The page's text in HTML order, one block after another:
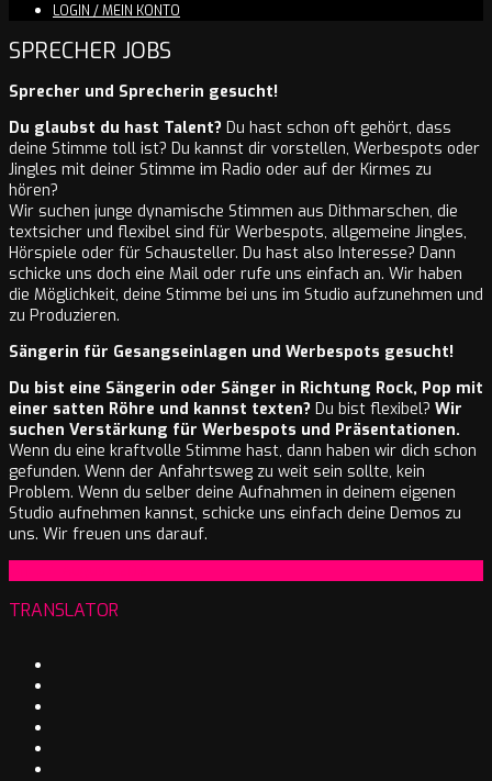
LOGIN / MEIN KONTO
SPRECHER JOBS
Sprecher und Sprecherin gesucht!
Du glaubst du hast Talent? Du hast schon oft gehört, dass
deine Stimme toll ist? Du kannst dir vorstellen, Werbespots oder
Jingles mit deiner Stimme im Radio oder auf der Kirmes zu
hören?
Wir suchen junge dynamische Stimmen aus Dithmarschen, die
textsicher und flexibel sind für Werbespots, allgemeine Jingles,
Hörspiele oder für Schausteller. Du hast also Interesse? Dann
schicke uns doch eine Mail oder rufe uns einfach an. Wir haben
die Möglichkeit, deine Stimme bei uns im Studio aufzunehmen und
zu Produzieren.
Sängerin für Gesangseinlagen und Werbespots gesucht!
Du bist eine Sängerin oder Sänger in Richtung Rock, Pop mit
einer satten Röhre und kannst texten? Du bist flexibel? Wir
suchen Verstärkung für Werbespots und Präsentationen.
Wenn du eine kraftvolle Stimme hast, dann haben wir dich schon
gefunden. Wenn der Anfahrtsweg zu weit sein sollte, kein
Problem. Wenn du selber deine Aufnahmen in deinem eigenen
Studio aufnehmen kannst, schicke uns einfach deine Demos zu
uns. Wir freuen uns darauf.
27
TRANSLATOR